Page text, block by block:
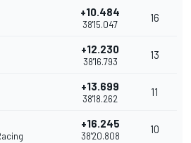
+10.484
38'15.047
16
+12.230
38'16.793
13
+13.699
38'18.262
11
+16.245
38'20.808
10